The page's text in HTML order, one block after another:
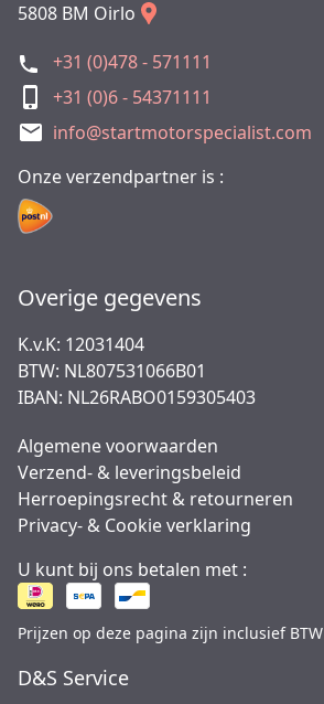
5808 BM Oirlo
+31 (0)478 - 571111
+31 (0)6 - 54371111
info@startmotorspecialist.com
Onze verzendpartner is :
Overige gegevens
K.v.K: 12031404
BTW: NL807531066B01
IBAN: NL26RABO0159305403
Algemene voorwaarden
Verzend- & leveringsbeleid
Herroepingsrecht & retourneren
Privacy- & Cookie verklaring
U kunt bij ons betalen met :
Prijzen op deze pagina zijn inclusief BTW
D&S Service